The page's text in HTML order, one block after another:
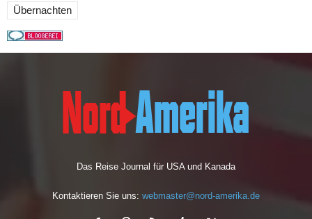
Übernachten
Das Reise Journal für USA und Kanada
Kontaktieren Sie uns: webmaster@nord-amerika.de